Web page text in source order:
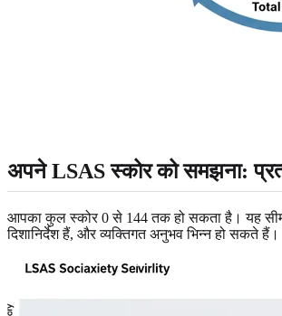
अपने LSAS स्कोर को समझना:
आपका कुल स्कोर 0 से 144 तक हो सकता है। यह सीमा
दिशानिर्देश हैं, और व्यक्तिगत अनुभव भिन्न हो सकते हैं।